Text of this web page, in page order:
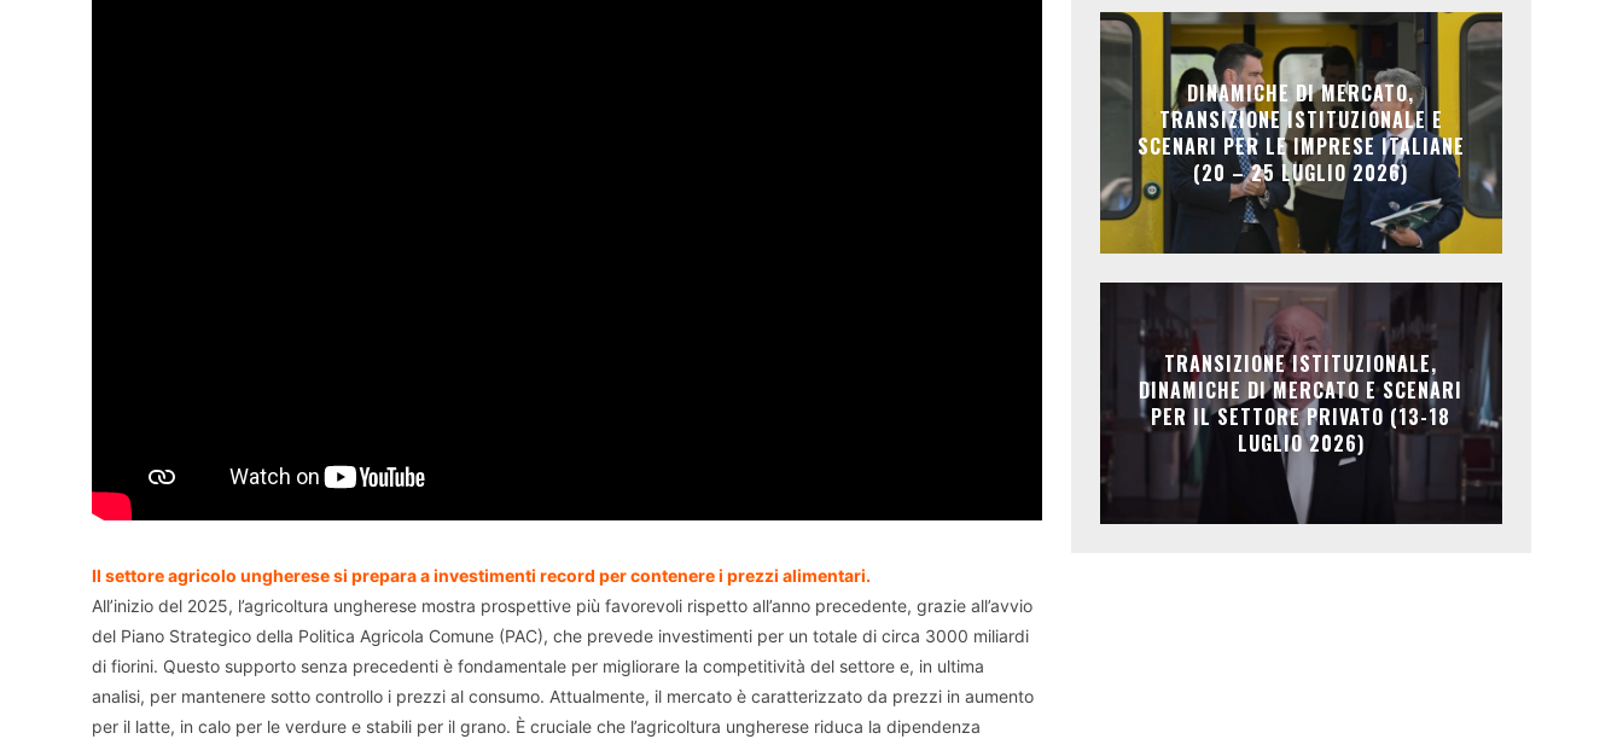
Il settore agricolo ungherese si prepara a investimenti record per contenere i prezzi alimentari.
All’inizio del 2025, l’agricoltura ungherese mostra prospettive più favorevoli rispetto all’anno precedente, grazie all’avvio
del Piano Strategico della Politica Agricola Comune (PAC), che prevede investimenti per un totale di circa 3000 miliardi
di fiorini. Questo supporto senza precedenti è fondamentale per migliorare la competitività del settore e, in ultima
analisi, per mantenere sotto controllo i prezzi al consumo. Attualmente, il mercato è caratterizzato da prezzi in aumento
per il latte, in calo per le verdure e stabili per il grano. È cruciale che l’agricoltura ungherese riduca la dipendenza
DINAMICHE DI MERCATO,
TRANSIZIONE ISTITUZIONALE E
SCENARI PER LE IMPRESE ITALIANE
(20 – 25 LUGLIO 2026)
TRANSIZIONE ISTITUZIONALE,
DINAMICHE DI MERCATO E SCENARI
PER IL SETTORE PRIVATO (13-18
LUGLIO 2026)